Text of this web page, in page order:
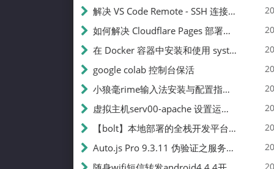
解决 VS Code Remote - SSH 连接失败问题：从权限问题到成功启动
如何解决 Cloudflare Pages 部署中的 API Token 权限问题
在 Docker 容器中安装和使用 systemctl 的完整指南
google colab 控制台保活
小狼毫rime输入法安装与配置指南：从基础到高级自定义
虚拟主机serv00-apache 设置运行目录
【bolt】本地部署的全栈开发平台，支持本地及众多API，本地一键生成应用，部署教程
Auto.js Pro 9.3.11 伪验证之服务器接口 Nginx 版
✍️
231k
总字数
👥